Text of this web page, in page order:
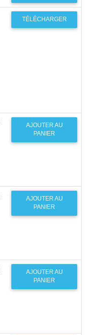
TÉLÉCHARGER
AJOUTER AU
PANIER
AJOUTER AU
PANIER
AJOUTER AU
PANIER